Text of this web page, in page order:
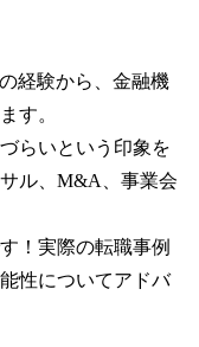
経験から、金融機
す。
らいという印象を
ル、M&A、事業会
！実際の転職事例
性についてアドバ